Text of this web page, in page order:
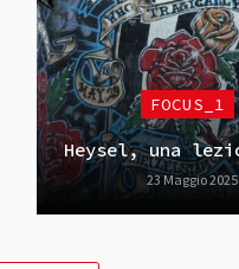
FOCUS_1
Heysel, una
23 Maggio 2025